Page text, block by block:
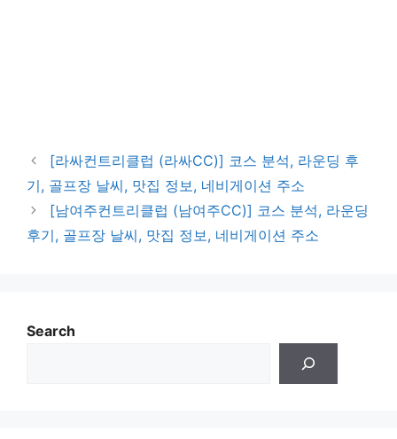
[라싸컨트리클럽 (라싸CC)] 코스 분석, 라운딩 후
기, 골프장 날씨, 맛집 정보, 네비게이션 주소
[남여주컨트리클럽 (남여주CC)] 코스 분석, 라운딩
후기, 골프장 날씨, 맛집 정보, 네비게이션 주소
Search